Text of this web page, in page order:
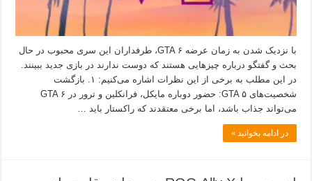
با نزدیک شدن به زمان عرضه GTA ۶، طرفداران این سری محبوب در حال
بحث و گفتگو درباره چیزهایی هستند که دوست ندارند در بازی جدید ببینند.
در این مطلب به برخی از این نظرات اشاره می‌کنیم: ۱. بازگشت
شخصیت‌های GTA ۵: حضور دوباره مایکل، فرانکلین و ترور در GTA ۶
می‌تواند جذاب باشد، اما برخی معتقدند که راکستار باید …
در ادامه بخوانید »